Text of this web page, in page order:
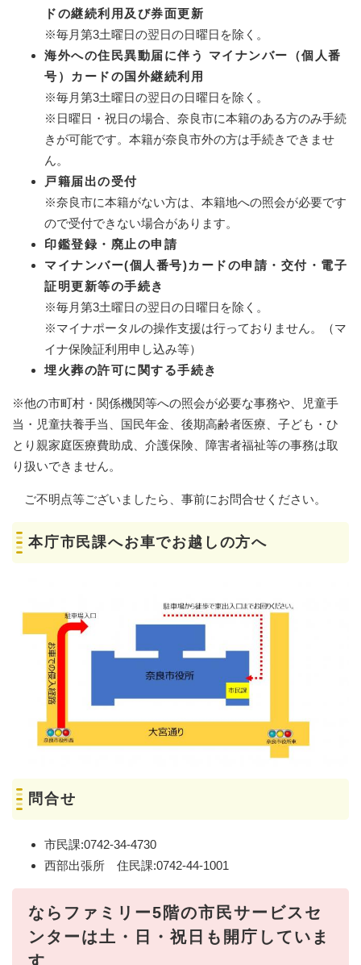
ドの継続利用及び券面更新
※毎月第3土曜日の翌日の日曜日を除く。
海外への住民異動届に伴う マイナンバー（個人番
号）カードの国外継続利用
※毎月第3土曜日の翌日の日曜日を除く。
※日曜日・祝日の場合、奈良市に本籍のある方のみ手続
きが可能です。本籍が奈良市外の方は手続きできませ
ん。
戸籍届出の受付
※奈良市に本籍がない方は、本籍地への照会が必要です
ので受付できない場合があります。
印鑑登録・廃止の申請
マイナンバー(個人番号)カードの申請・交付・電子
証明更新等の手続き
※毎月第3土曜日の翌日の日曜日を除く。​
※マイナポータルの操作支援は行っておりません。（マ
イナ保険証利用申し込み等）
埋火葬の許可に関する手続き
※他の市町村・関係機関等への照会が必要な事務や、児童手
当・児童扶養手当、国民年金、後期高齢者医療、子ども・ひ
とり親家庭医療費助成、介護保険、障害者福祉等の事務は取
り扱いできません。
ご不明点等ございましたら、事前にお問合せください。
本庁市民課へお車でお越しの方へ
問合せ
市民課:0742-34-4730
西部出張所 住民課:0742-44-1001
ならファミリー5階の市民サービスセ
ンターは土・日・祝日も開庁していま
す